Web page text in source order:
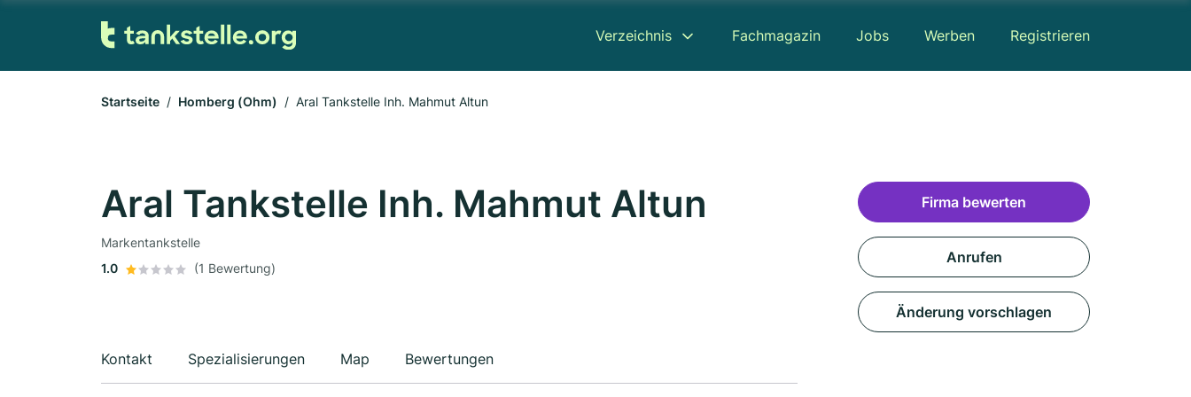
Verzeichnis Fachmagazin Jobs Werben Registrieren
Startseite Homberg (Ohm) Aral Tankstelle Inh. Mahmut Altun
Aral Tankstelle Inh. Mahmut Altun
Markentankstelle
1.0
(1 Bewertung)
Kontakt Spezialisierungen Map Bewertungen
Firma bewerten
Anrufen
Änderung vorschlagen